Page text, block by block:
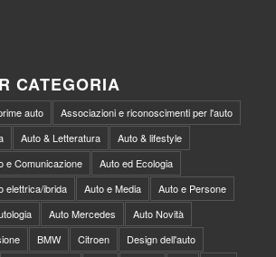
CATEGORIA
auto
Associazioni e riconoscimenti per l'auto
Auto & Letteratura
Auto & lifestyle
e Comunicazione
Auto ed Ecologia
elettrica/ibrida Auto e Media
Auto e Persone
Auto Mercedes
Auto Novità
BMW Citroen
Design dell'auto